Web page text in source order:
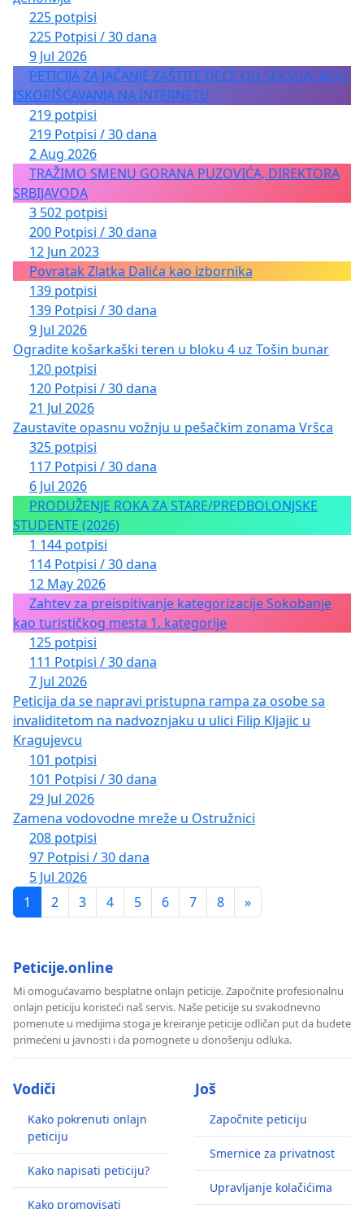
225 potpisi
225 Potpisi / 30 dana
9 Jul 2026
PETICIJA ZA JAČANJE ZAŠTITE DECE OD SEKSUALNOG
ISKORIŠĆAVANJA NA INTERNETU
219 potpisi
219 Potpisi / 30 dana
2 Aug 2026
TRAŽIMO SMENU GORANA PUZOVIĆA, DIREKTORA
SRBIJAVODA
3 502 potpisi
200 Potpisi / 30 dana
12 Jun 2023
Povratak Zlatka Dalića kao izbornika
139 potpisi
139 Potpisi / 30 dana
9 Jul 2026
Ogradite košarkaški teren u bloku 4 uz Tošin bunar
120 potpisi
120 Potpisi / 30 dana
21 Jul 2026
Zaustavite opasnu vožnju u pešačkim zonama Vršca
325 potpisi
117 Potpisi / 30 dana
6 Jul 2026
PRODUŽENJE ROKA ZA STARE/PREDBOLONJSKE
STUDENTE (2026)
1 144 potpisi
114 Potpisi / 30 dana
12 May 2026
Zahtev za preispitivanje kategorizacije Sokobanje
kao turističkog mesta 1. kategorije
125 potpisi
111 Potpisi / 30 dana
7 Jul 2026
Peticija da se napravi pristupna rampa za osobe sa
invaliditetom na nadvoznjaku u ulici Filip Kljajic u
Kragujevcu
101 potpisi
101 Potpisi / 30 dana
29 Jul 2026
Zamena vodovodne mreže u Ostružnici
208 potpisi
97 Potpisi / 30 dana
5 Jul 2026
1
2 3 4 5 6 7 8 »
Peticije.online
Mi omogućavamo besplatne onlajn peticije. Započnite profesionalnu
onlajn peticiju koristeći naš servis. Naše peticije su svakodnevno
pomenute u medijima stoga je kreiranje peticije odličan put da budete
primećeni u javnosti i da pomognete u donošenju odluka.
Vodiči
Kako pokrenuti onlajn
peticiju
Kako napisati peticiju?
Kako promovisati
Još
Započnite peticiju
Smernice za privatnost
Upravljanje kolačićima